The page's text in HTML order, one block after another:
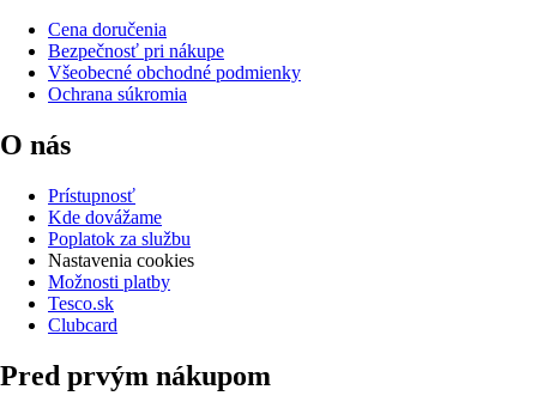
Cena doručenia
Bezpečnosť pri nákupe
Všeobecné obchodné podmienky
Ochrana súkromia
O nás
Prístupnosť
Kde dovážame
Poplatok za službu
Nastavenia cookies
Možnosti platby
Tesco.sk
Clubcard
Pred prvým nákupom